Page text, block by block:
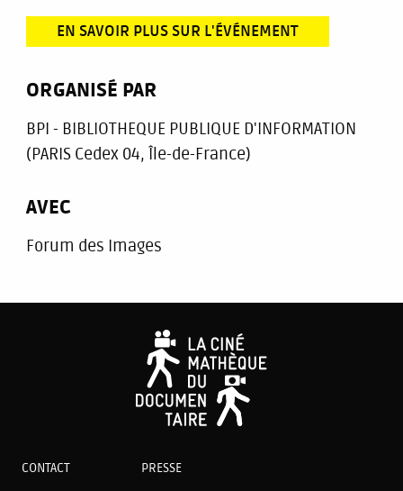
EN SAVOIR PLUS SUR L'ÉVÉNEMENT
ORGANISÉ PAR
BPI - BIBLIOTHEQUE PUBLIQUE D'INFORMATION
(PARIS Cedex 04, Île-de-France)
AVEC
Forum des Images
CONTACT
PRESSE